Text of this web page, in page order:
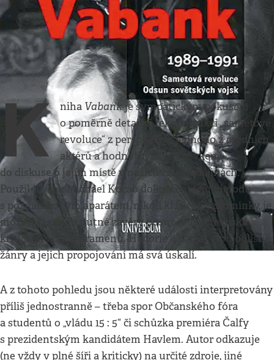
Historie a vzpomínky
aktéra Kocába
Jiří Suk
K niha Vabankje sympatickým pokusem
o poměrně detailní rekonstrukci „sametové
revoluce“ z perspektivy jednoho z předních
aktérů a hodnotným příspěvkem
do diskuse o jejím místě v našich živých dějinách.
Použil-li však Michael Kocáb dokumentární metodu
s poznámkovým aparátem, nikoli klasické vzpomínky, je
možné, či přímo nutné závěry posuzovat z hlediska
kritického čtení pramenů. Historie a paměť jsou odlišné
žánry a jejich propojování má svá úskalí.
A z tohoto pohledu jsou některé události interpretovány
příliš jednostranně – třeba spor Občanského fóra
a studentů o „vládu 15 : 5“ či schůzka premiéra Čalfy
s prezidentským kandidátem Havlem. Autor odkazuje
(ne vždy v plné šíři a kriticky) na určité zdroje, jiné